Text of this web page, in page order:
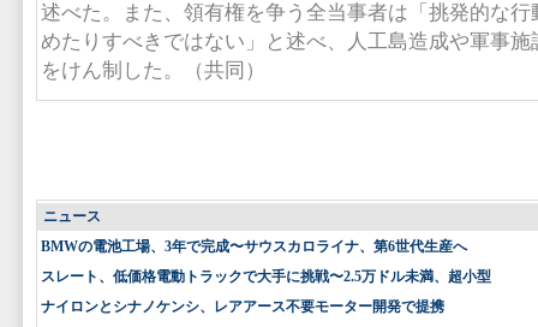
述べた。また、領有権を争う全当事者は「挑発的な
めたりすべきではない」と述べ、人工島造成や軍事
をけん制した。（共同）
ニュース
BMWの電池工場、3年で完成〜サウスカロライナ、第6世代生産へ
スレート、低価格電動トラックで大手に挑戦〜2.5万ドル未満、超小型
ナイロンとシナノケンシ、レアアース不要モーター開発で提携